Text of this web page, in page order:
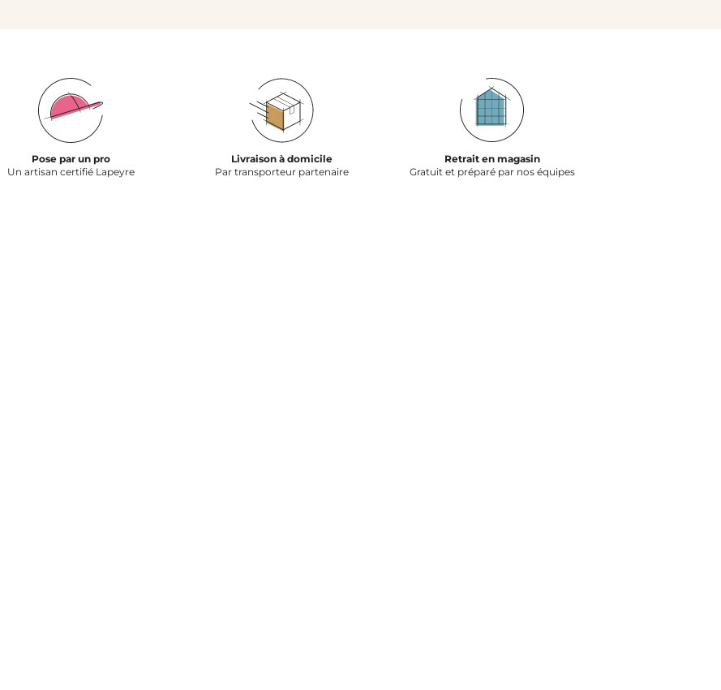
Pose par un pro
Un artisan certifié Lapeyre
Livraison à domicile
Par transporteur partenaire
Retrait en magasin
Gratuit et préparé par nos équipes